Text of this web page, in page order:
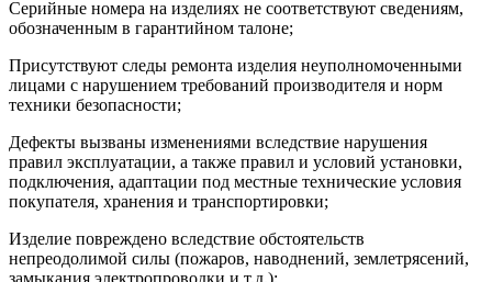
Серийные номера на изделиях не соответствуют сведениям,
обозначенным в гарантийном талоне;
Присутствуют следы ремонта изделия неуполномоченными
лицами с нарушением требований производителя и норм
техники безопасности;
Дефекты вызваны изменениями вследствие нарушения
правил эксплуатации, а также правил и условий установки,
подключения, адаптации под местные технические условия
покупателя, хранения и транспортировки;
Изделие повреждено вследствие обстоятельств
непреодолимой силы (пожаров, наводнений, землетрясений,